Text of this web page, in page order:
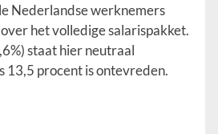
Nederlandse werknemers
het volledige salarispakket.
staat hier neutraal
13,5 procent is ontevreden.